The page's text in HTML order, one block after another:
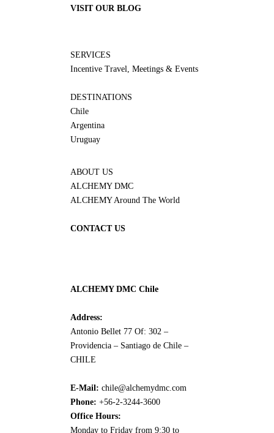
VISIT OUR BLOG
SERVICES
Incentive Travel, Meetings & Events
DESTINATIONS
Chile
Argentina
Uruguay
ABOUT US
ALCHEMY DMC
ALCHEMY Around The World
CONTACT US
ALCHEMY DMC Chile
Address:
Antonio Bellet 77 Of: 302 –
Providencia – Santiago de Chile –
CHILE
E-Mail: chile@alchemydmc.com
Phone: +56-2-3244-3600
Office Hours:
Monday to Friday from 9:30 to